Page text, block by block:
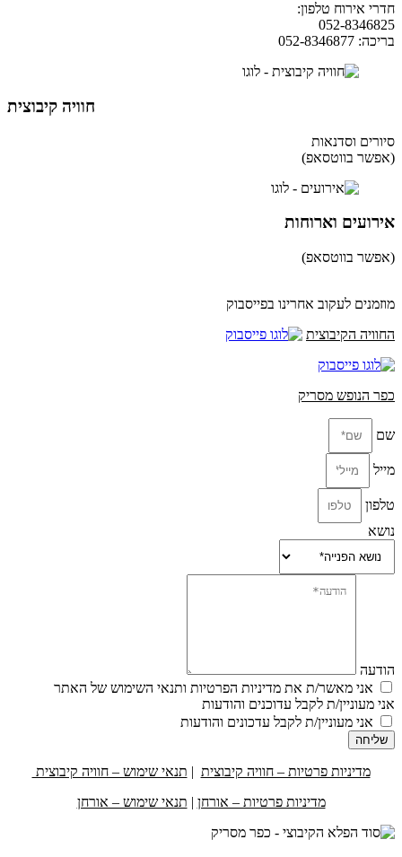
חדרי אירוח טלפון:
052-8346825
בריכה: 052-8346877
חוויה קיבוצית
סיורים וסדנאות
(אפשר בווטסאפ)
אירועים וארוחות
(אפשר בווטסאפ)
מוזמנים לעקוב אחרינו בפייסבוק
החוויה הקיבוצית
כפר הנופש מסריק
שם
מייל
טלפון
נושא
הודעה
אני מאשר/ת את מדיניות הפרטיות ותנאי השימוש של האתר
אני מעוניין/ת לקבל עדוכנים והודעות
אני מעוניין/ת לקבל עדכונים והודעות
שליחה
מדיניות פרטיות – חוויה קיבוצית | תנאי שימוש – חוויה קיבוצית
מדיניות פרטיות – אורחן | תנאי שימוש – אורחן